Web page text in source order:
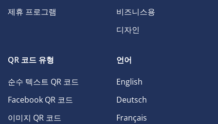
제휴 프로그램
비즈니스용
디자인
QR 코드 유형
순수 텍스트 QR 코드
Facebook QR 코드
이미지 QR 코드
언어
English
Deutsch
Français